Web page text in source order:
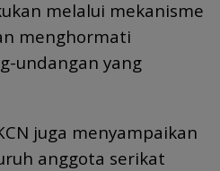
melalui mekanisme
menghormati
undangan yang
juga menyampaikan
anggota serikat